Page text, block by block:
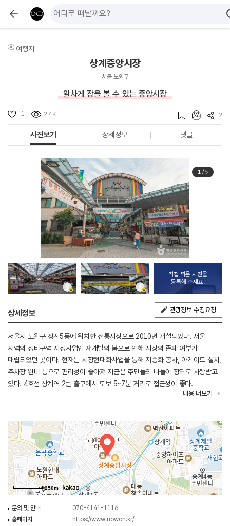
여행지
상계중앙시장
서울 노원구
알차게 장을 볼 수 있는 중앙시장
1 2.4K 2
사진보기 상세정보 댓글
1/ 5
직접 찍은 사진을
등록해 주세요.
상세정보 관광정보 수정요청
서울시 노원구 상계5동에 위치한 전통시장으로 2010년 개설되었다. 서울
지역의 정비구역 지정사업인 재개발의 붐으로 인해 시장의 존폐 여부가
대립되었던 곳이다. 현재는 시장현대화사업을 통해 지중화 공사, 아케이드 설치,
주차장 완비 등으로 편리성이 좋아져 지금은 주민들의 나들이 장터로 사랑받고
있다. 4호선 상계역 2번 출구에서 도보 5~7분 거리로 접근성이 좋다.
내용 더보기
250m
문의 및 안내
070-4141-1116
홈페이지
https://www.nowon.kr/